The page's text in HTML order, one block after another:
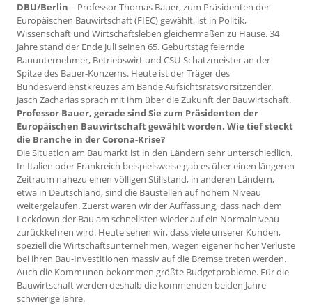
DBU/Berlin – Professor Thomas Bauer, zum Präsidenten der
Europäischen Bauwirtschaft (FIEC) gewählt, ist in Politik,
Wissenschaft und Wirtschaftsleben gleichermaßen zu Hause. 34
Jahre stand der Ende Juli seinen 65. Geburtstag feiernde
Bauunternehmer, Betriebswirt und CSU-Schatzmeister an der
Spitze des Bauer-Konzerns. Heute ist der Träger des
Bundesverdienstkreuzes am Bande Aufsichtsratsvorsitzender.
Jasch Zacharias sprach mit ihm über die Zukunft der Bauwirtschaft.
Professor Bauer, gerade sind Sie zum Präsidenten der
Europäischen Bauwirtschaft gewählt worden. Wie tief steckt
die Branche in der Corona-Krise?
Die Situation am Baumarkt ist in den Ländern sehr unterschiedlich.
In Italien oder Frankreich beispielsweise gab es über einen längeren
Zeitraum nahezu einen völligen Stillstand, in anderen Ländern,
etwa in Deutschland, sind die Baustellen auf hohem Niveau
weitergelaufen. Zuerst waren wir der Auffassung, dass nach dem
Lockdown der Bau am schnellsten wieder auf ein Normalniveau
zurückkehren wird. Heute sehen wir, dass viele unserer Kunden,
speziell die Wirtschaftsunternehmen, wegen eigener hoher Verluste
bei ihren Bau-Investitionen massiv auf die Bremse treten werden.
Auch die Kommunen bekommen größte Budgetprobleme. Für die
Bauwirtschaft werden deshalb die kommenden beiden Jahre
schwierige Jahre.